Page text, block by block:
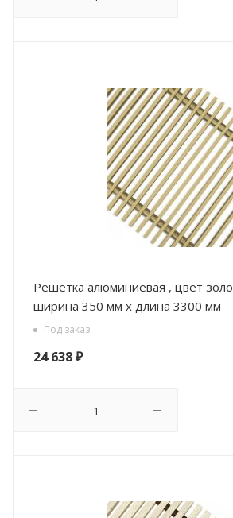
Решетка алюминиевая , цвет золото РРА,
ширина 350 мм х длина 3300 мм
Под заказ
24 638₽